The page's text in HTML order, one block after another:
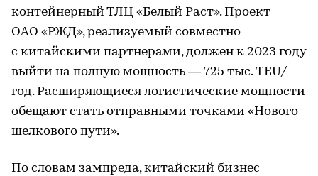
контейнерный ТЛЦ «Белый Раст». Проект
ОАО «РЖД», реализуемый совместно
с китайскими партнерами, должен к 2023 году
выйти на полную мощность — 725 тыс. TEU/
год. Расширяющиеся логистические мощности
обещают стать отправными точками «Нового
шелкового пути».
По словам зампреда, китайский бизнес